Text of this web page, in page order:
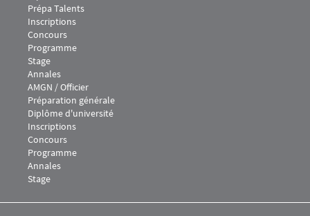
Prépa Talents
Inscriptions
Concours
Programme
Stage
Annales
Menu footer IEJ 5
AMGN / Officier
Préparation générale
Diplôme d'université
Inscriptions
Concours
Programme
Annales
Stage